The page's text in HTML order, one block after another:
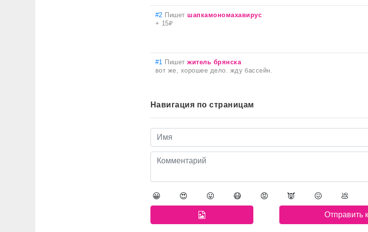
#2 Пишет шапкамономахавирус
+ 15₽
#1 Пишетжитель брянска
вот же, хорошее дело. жду бассейн.
Навигация по страницам
😀 😍 😛 😷 😡 👿 😖 💩